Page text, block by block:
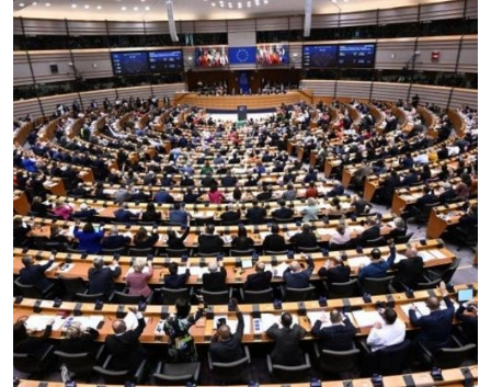
Requiere:
LOGÍSTICA DE CARGA LLAVE
EN MANO
Especificaciones:
cualquiera
Aplicar al Requerimiento
Empresa en Jalisco
Requiere:
LOGÍSTICA